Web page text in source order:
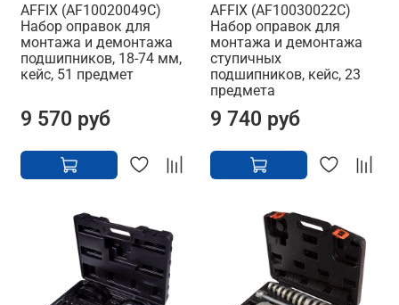
AFFIX (AF10020049C)
Набор оправок для
монтажа и демонтажа
подшипников, 18-74 мм,
кейс, 51 предмет
9 570 руб
AFFIX (AF10030022C)
Набор оправок для
монтажа и демонтажа
ступичных
подшипников, кейс, 23
предмета
9 740 руб